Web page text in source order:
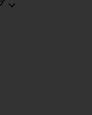
SUN ロングポンチョ